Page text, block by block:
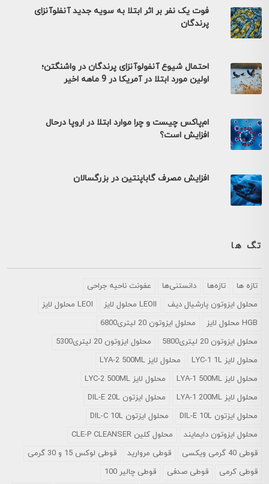
فوت یک نفر بر اثر ابتلا به سویه جدید آنفلوآنزای
پرندگان
احتمال شیوع آنفولوآنزای پرندگان در واشنگتن؛
اولین مورد ابتلا در آمریکا در 9 ماهه اخیر
ام‌پاکس چیست و چرا موارد ابتلا در اروپا درحال
افزایش است؟
افزایش مصرف گاباپنتین در بزرگسالان
تگ ها
تازه ها تازه‌ها دانستنی‌ها
عفونت ناحیه جراحی
محلول ايزوتون پارشيال ديف
LEOII محلول لایز
LEOI محلول لایز
HGB محلول لایز
محلول ایزوتون 20 لیتری6800
محلول ایزوتون 20 لیتری5800
محلول ایزوتون 20 لیتری5300
محلول لایز LYC-1 1L
محلول لایز LYA-2 500ML
محلول لایز LYA-1 500ML
محلول لایز LYC-2 500ML
محلول لایز LYA-1 200ML
محلول ایزتون DIL-E 20L
محلول ایزتون DIL-E 10L
محلول ایزتون DIL-C 10L
محلول ایزوتون دایمایند
محلول کلین CLE-P CLEANSER
قوطی 40 گرمی ویکسی
قوطی مروارید
قوطی لوکس 15 و 30 گرمی
قوطی کرمی
قوطی صدفی
قوطی چالیر 100